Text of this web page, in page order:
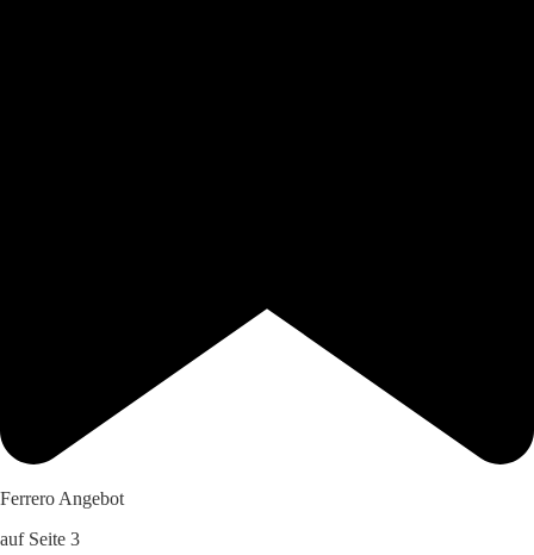
Ferrero Angebot
auf Seite 3